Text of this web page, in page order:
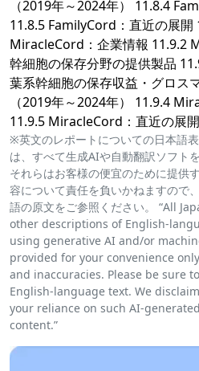
（2019年～2024年） 11.8.4
11.8.5 FamilyCord：直近の展
MiracleCord：企業情報 11.9.2
幹細胞の保存分野の提供製品
葉系幹細胞の保存収益・グロス
（2019年～2024年） 11.9.4
11.9.5 MiracleCord：直近の展
※英文のレポートについての日本語
は、すべて生成AIや自動翻訳ソフト
それらはお客様の便宜のために提供
容について責任を負いかねますので
語の原文をご参照ください。 “All
other descriptions of English-
using generative AI and/or
provided for your convenience
and inaccuracies. Please be sure
English-language text. We
your reliance on such AI-
content.”